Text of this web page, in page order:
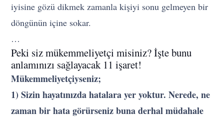
iyisine gözü dikmek zamanla kişiyi sonu gelmeyen bir
döngünün içine sokar.
…
Peki siz mükemmeliyetçi misiniz? İşte bunu
anlamınızı sağlayacak 11 işaret!
Mükemmeliyetçiyseniz;
1) Sizin hayatınızda hatalara yer yoktur. Nerede, ne
zaman bir hata görürseniz buna derhal müdahale